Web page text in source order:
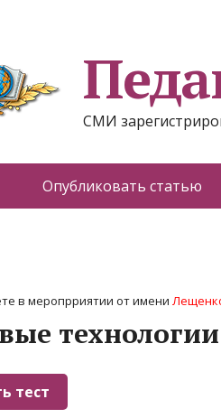
СМИ
Опубликовать статью
в меропрриятии от имени